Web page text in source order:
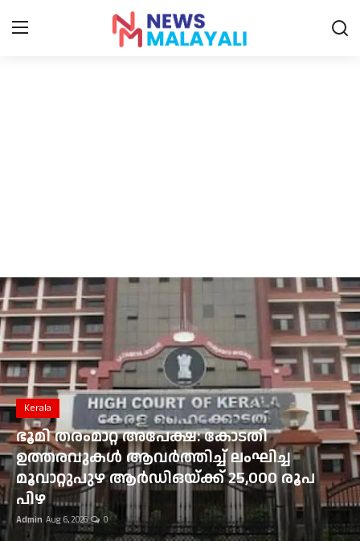
Entertainment
Sports
Food
Gulf News
Loksabha Election 2024
Technology
Health
Jobs Mall
Kerala
ഭൂമി തരംമാറ്റ അപേക്ഷ: കോടതി
ഉത്തരവുകൾ ആവർത്തിച്ച് ലംഘിച്ച
മൂവാറ്റുപുഴ ആർഡിഒയ്ക്ക് 25,000 രൂപ
പിഴ
Admin Aug 6, 2026 0